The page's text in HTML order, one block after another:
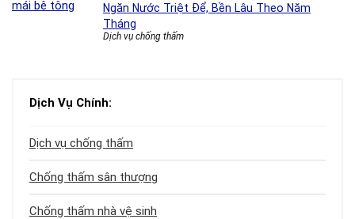
Ngăn Nước Triệt Để, Bền Lâu Theo Năm
Tháng
Dịch vụ chống thấm
Dịch Vụ Chính:
Dịch vụ chống thấm
Chống thấm sân thượng
Chống thấm nhà vệ sinh